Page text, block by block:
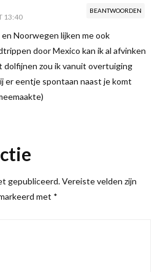
BEANTWOORDEN
13:40
Noorwegen lijken me ook
door Mexico kan ik al afvinken
dolfijnen zou ik vanuit overtuiging
er eentje spontaan naast je komt
gepubliceerd. Vereiste velden zijn
met *